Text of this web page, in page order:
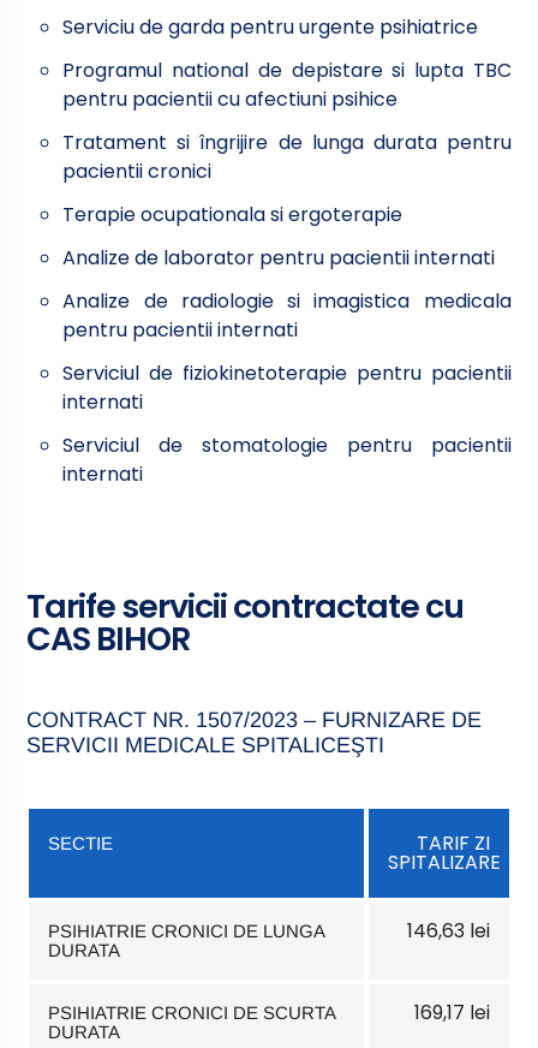
Serviciu de garda pentru urgente psihiatrice
Programul national de depistare si lupta TBC
pentru pacientii cu afectiuni psihice
Tratament si îngrijire de lunga durata pentru
pacientii cronici
Terapie ocupationala si ergoterapie
Analize de laborator pentru pacientii internati
Analize de radiologie si imagistica medicala
pentru pacientii internati
Serviciul de fiziokinetoterapie pentru pacientii
internati
Serviciul de stomatologie pentru pacientii
internati
Tarife servicii contractate cu
CAS BIHOR
CONTRACT NR. 1507/2023 – FURNIZARE DE
SERVICII MEDICALE SPITALICEŞTI
SECTIE TARIF ZI
SPITALIZARE
PSIHIATRIE CRONICI DE LUNGA
DURATA
146,63 lei
PSIHIATRIE CRONICI DE SCURTA
DURATA
169,17 lei